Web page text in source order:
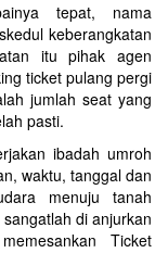
tepat, nama
keberangkatan
itu pihak agen
ticket pulang pergi
jumlah seat yang
pasti.
ibadah umroh
waktu, tanggal dan
menuju tanah
di anjurkan
Ticket